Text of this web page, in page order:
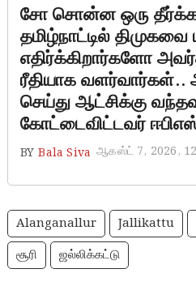
சோ சொன்ன ஒரு
தமிழ்நாட்டில்
எதிர்க்கிறார்களோ
ரீதியாக வளர்வார்கள்..
செய்து ஆட்சிக்கு
கோட்டைவிட்டவர்
BY Bala Siva ஆகஸ்ட் 7, 2026,
Alanganallur Jallikattu
சூரி
ஜல்லிக்கட்டு